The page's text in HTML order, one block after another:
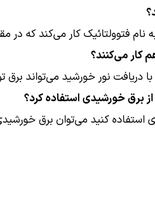
نام فتوولتائیک کار می‌کند که در
کار می‌کنند؟
دریافت نور خورشید می‌تواند برق
استفاده کنید می‌توان برق